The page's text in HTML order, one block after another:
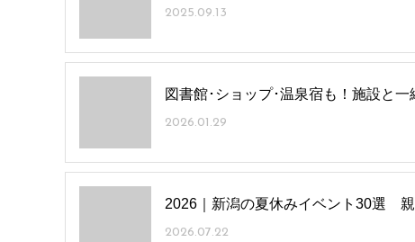
2025.09.13
図書館･ショップ･温泉宿も！施設と
2026.01.29
2026｜新潟の夏休みイベント30選 親
2026.07.22